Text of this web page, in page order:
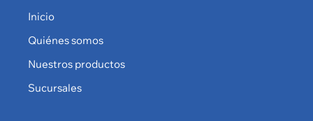
Inicio
Quiénes somos
Nuestros productos
Sucursales